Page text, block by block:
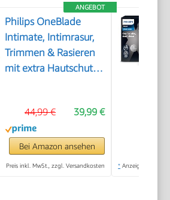
ANGEBOT
Philips OneBlade
Intimate, Intimrasur,
Trimmen & Rasieren
mit extra Hautschutz,
Rasur – ohne
komplett glatt zu
rasieren, Modell
QP1924/30
39,99 €
44,99 €
Bei Amazon ansehen
Preis inkl. MwSt., zzgl. Versandkosten * Anzeige